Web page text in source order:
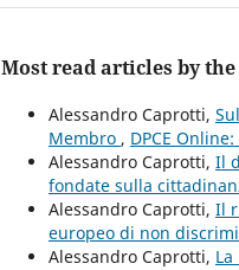
Most read articles by
Alessandro Caprotti,
Membro , DPCE
Alessandro Caprotti, Il
fondate sulla
Alessandro Caprotti, Il
europeo di non
Alessandro Caprotti,